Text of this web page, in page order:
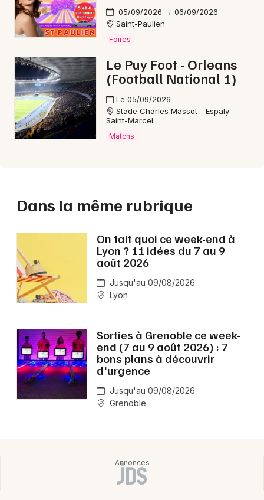
05/09/2026 → 06/09/2026
Saint-Paulien
Foires
Le Puy Foot - Orleans
(Football National 1)
Le 05/09/2026
Stade Charles Massot - Espaly-
Saint-Marcel
Matchs
Dans la même rubrique
On fait quoi ce week-end à
Lyon ? 11 idées du 7 au 9
août 2026
Jusqu'au 09/08/2026
Lyon
Sorties à Grenoble ce week-
end (7 au 9 août 2026) : 7
bons plans à découvrir
d'urgence
Jusqu'au 09/08/2026
Grenoble